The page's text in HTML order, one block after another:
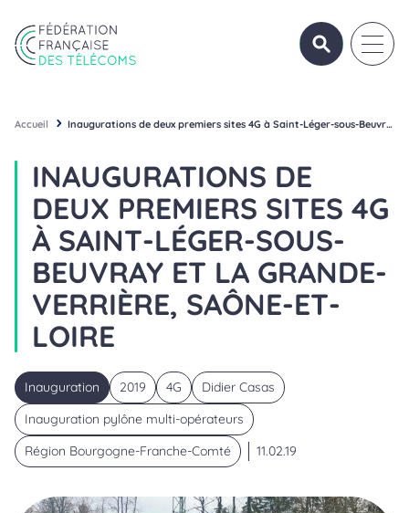
OUVRIR/
Accueil Inaugurations de deux premiers sites 4G à Saint-Léger-sous-Beuvray et La Grande-Verrière, Saône-et-Loire
INAUGURATIONS DE
DEUX PREMIERS SITES 4G
À SAINT-LÉGER-SOUS-
BEUVRAY ET LA GRANDE-
VERRIÈRE, SAÔNE-ET-
LOIRE
Inauguration 2019 4G
Didier Casas
Inauguration pylône multi-opérateurs
Région Bourgogne-Franche-Comté
11.02.19